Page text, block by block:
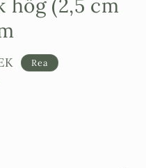
hög (2,5 cm
Rea